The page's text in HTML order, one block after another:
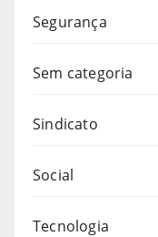
Segurança
Sem categoria
Sindicato
Social
Tecnologia